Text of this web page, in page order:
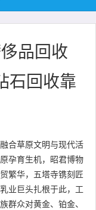
品回收
石回收靠
合草原文明与现代活
孕育生机，昭君博物
繁华，五塔寺镌刻匠
业巨头扎根于此，工
群众对黄金、铂金、